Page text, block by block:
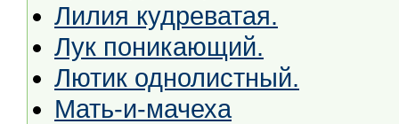
Лилия кудреватая.
Лук поникающий.
Лютик однолистный.
Мать-и-мачеха